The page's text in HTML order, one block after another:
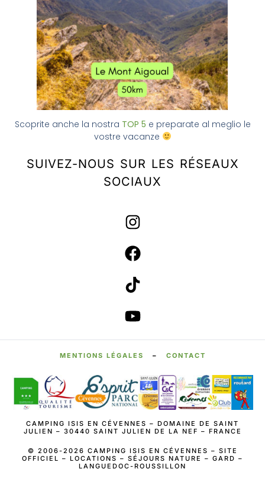
Scoprite anche la nostra TOP 5 e preparate al meglio le
vostre vacanze
SUIVEZ-NOUS SUR LES RÉSEAUX
SOCIAUX
MENTIONS LÉGALES – CONTACT
CAMPING ISIS EN CÉVENNES – DOMAINE DE SAINT
JULIEN – 30440 SAINT JULIEN DE LA NEF – FRANCE
© 2006-2026 CAMPING ISIS EN CÉVENNES – SITE
OFFICIEL – LOCATIONS – SÉJOURS NATURE – GARD –
LANGUEDOC-ROUSSILLON